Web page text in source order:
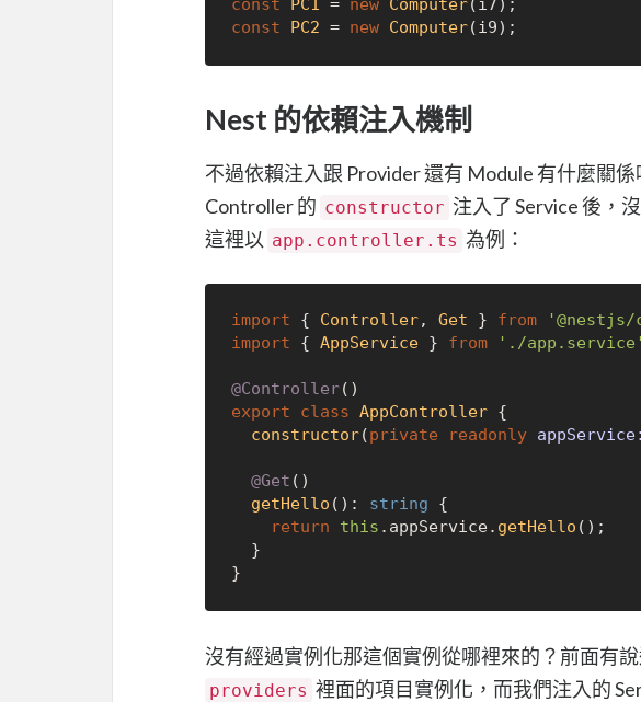
const
PC1 = new Computer
const
PC2 = new Computer
Nest 的依賴注入機制
不過依賴注入跟 Provider 還有 Module 有什麼關
Controller 的 constructor 注入了 Service 後，
這裡以 app.controller.ts 為例：
import { Controller, Get } from '@nestjs/
import { AppService } from './app.service'
@Controller
export
class AppController {
constructor(private readonly
@Get ()
getHello (): string {
return
this . appService. getHello ();
沒有經過實例化那這個實例從哪裡來的？前面有
providers 裡面的項目實例化，而我們注入的